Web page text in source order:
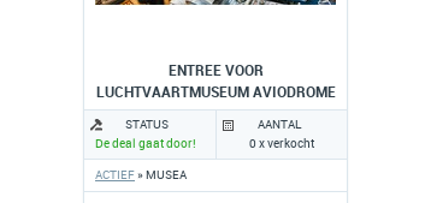
ENTREE VOOR
LUCHTVAARTMUSEUM AVIODROME
ACTIEF» MUSEA
STATUS
De deal gaat door!
AANTAL
0 x verkocht